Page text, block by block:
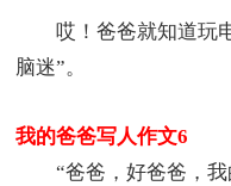
哎！爸爸就知道玩电
脑迷”。
我的爸爸写人作文6
“爸爸，好爸爸，我